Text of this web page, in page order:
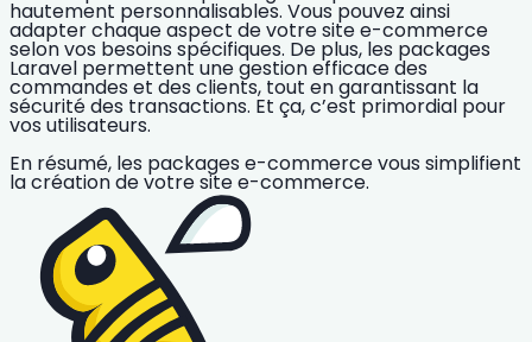
hautement personnalisables. Vous pouvez ainsi
adapter chaque aspect de votre site e-commerce
selon vos besoins spécifiques. De plus, les packages
Laravel permettent une gestion efficace des
commandes et des clients, tout en garantissant la
sécurité des transactions. Et ça, c’est primordial pour
vos utilisateurs.
En résumé, les packages e-commerce vous simplifient
la création de votre site e-commerce.